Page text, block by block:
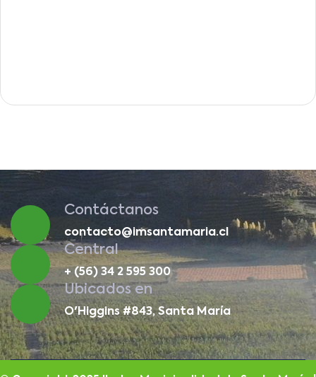
Contáctanos
contacto@imsantamaria.cl
Central
+ (56) 34 2 595 300
Ubicados en
O'Higgins #843, Santa María